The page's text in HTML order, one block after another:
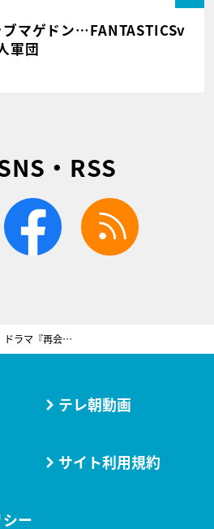
ブマゲドン…FANTASTICSv
軍団
・RSS
facebook
ドラマ『再会』驚愕の第1章エンディングから1週間…”新たな秘密“が明かされる！
テレ朝動画
サイト利用規約
ー